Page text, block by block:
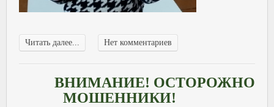
Читать далее... Нет комментариев
ВНИМАНИЕ! ОСТОРОЖНО
МОШЕННИКИ!